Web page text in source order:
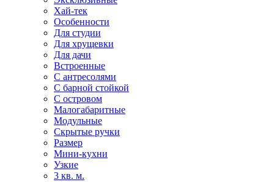
Хай-тек
Особенности
Для студии
Для хрущевки
Для дачи
Встроенные
С антресолями
С барной стойкой
С островом
Малогабаритные
Модульные
Скрытые ручки
Размер
Мини-кухни
Узкие
3 кв. м.